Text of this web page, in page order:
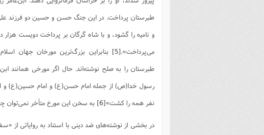
طبرستان پرداخت. در این جنگ حسن و حسین دو فرزند
و نامیه را گشود، و با شاه گرگان بر پرداخت دویست هزار
مى‌پرداخت».[5]
بنابراین بزرگ‌ترین مورخان جهان
طبرستان را به صلح نوشته‌اند. حال اگر مورخی
رسول خدا(ص) از جمله امام حسن(ع) و امام حسین(ع) و
نفر همه را کشت»[6] به سخن این مورخ متأخر نمی‌توان
در بخشی از نوشته‌های ضد دینی با استناد به روایاتی از